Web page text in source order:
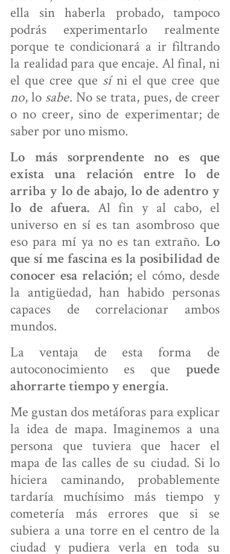
ella sin haberla probado, tampoco
podrás experimentarlo realmente
porque te condicionará a ir filtrando
la realidad para que encaje. Al final, ni
el que cree que síni el que cree que
no, lo sabe. No se trata, pues, de creer
o no creer, sino de experimentar; de
saber por uno mismo.
Lo más sorprendente no es que
exista una relación entre lo de
arriba y lo de abajo, lo de adentro y
lo de afuera.
Al fin y al cabo, el
universo en sí es tan asombroso que
eso para mí ya no es tan extraño. Lo
que sí me fascina es la posibilidad de
conocer esa relación; el cómo, desde
la antigüedad, han habido personas
capaces de correlacionar ambos
mundos.
La ventaja de esta forma de
autoconocimiento es que
puede
ahorrarte tiempo y energía.
Me gustan dos metáforas para explicar
la idea de mapa. Imaginemos a una
persona que tuviera que hacer el
mapa de las calles de su ciudad. Si lo
hiciera caminando, probablemente
tardaría muchísimo más tiempo y
cometería más errores que si se
subiera a una torre en el centro de la
ciudad y pudiera verla en toda su